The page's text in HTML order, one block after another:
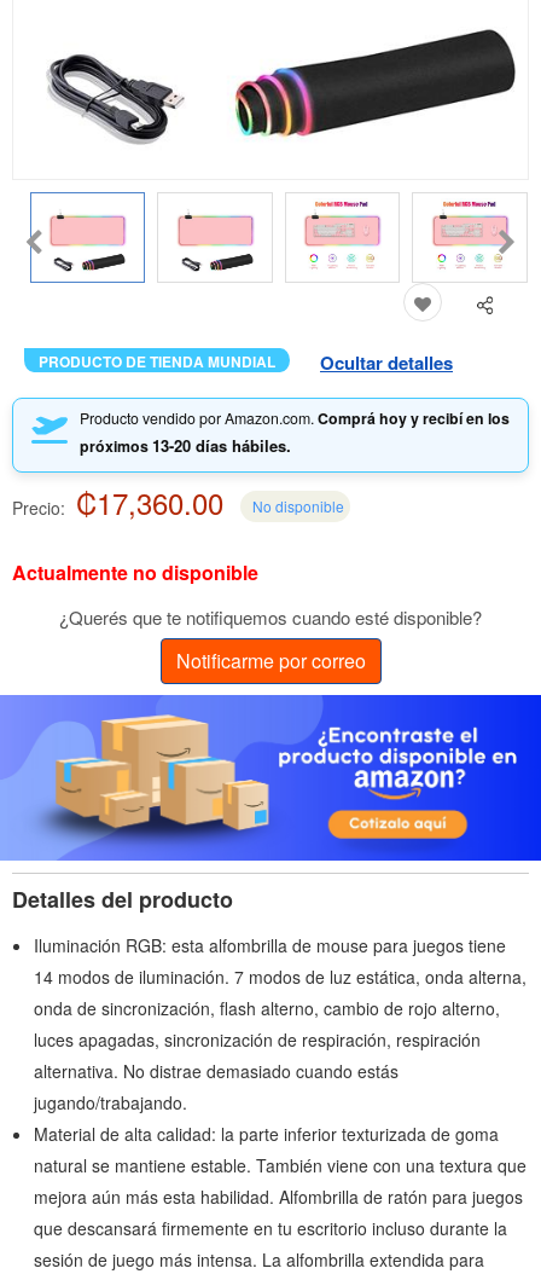
PRODUCTO DE TIENDA MUNDIAL Ocultar detalles
Producto vendido por Amazon.com.Comprá hoy y recibí en los
próximos13-20 días hábiles.
Precio: ₡17,360.00 No disponible
Actualmente no disponible
¿Querés que te notifiquemos cuando esté disponible?
Notificarme por correo
Detalles del producto
Iluminación RGB: esta alfombrilla de mouse para juegos tiene
14 modos de iluminación. 7 modos de luz estática, onda alterna,
onda de sincronización, flash alterno, cambio de rojo alterno,
luces apagadas, sincronización de respiración, respiración
alternativa. No distrae demasiado cuando estás
jugando/trabajando.
Material de alta calidad: la parte inferior texturizada de goma
natural se mantiene estable. También viene con una textura que
mejora aún más esta habilidad. Alfombrilla de ratón para juegos
que descansará firmemente en tu escritorio incluso durante la
sesión de juego más intensa. La alfombrilla extendida para